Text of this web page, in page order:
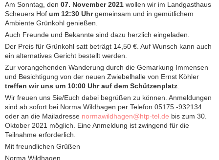
Am Sonntag, den 07. November 2021 wollen wir im Landgasthaus
Scheuers Hof um 12:30 Uhrgemeinsam und in gemütlichem
Ambiente Grünkohl genießen.
Auch Freunde und Bekannte sind dazu herzlich eingeladen.
Der Preis für Grünkohl satt beträgt 14,50 €. Auf Wunsch kann auch
ein alternatives Gericht bestellt werden.
Zur vorangehenden Wanderung durch die Gemarkung Immensen
und Besichtigung von der neuen Zwiebelhalle von Ernst Köhler
treffen wir uns um 10:00 Uhr auf dem Schützenplatz
Wir freuen uns Sie/Euch dabei begrüßen zu können. Anmeldungen
sind ab sofort bei Norma Wildhagen per Telefon 05175 -932134
oder an die Mailadresse normawildhagen@htp-tel.de bis zum 30.
Oktober 2021 möglich. Eine Anmeldung ist zwingend für die
Teilnahme erforderlich.
Mit freundlichen Grüßen
Norma Wildhagen